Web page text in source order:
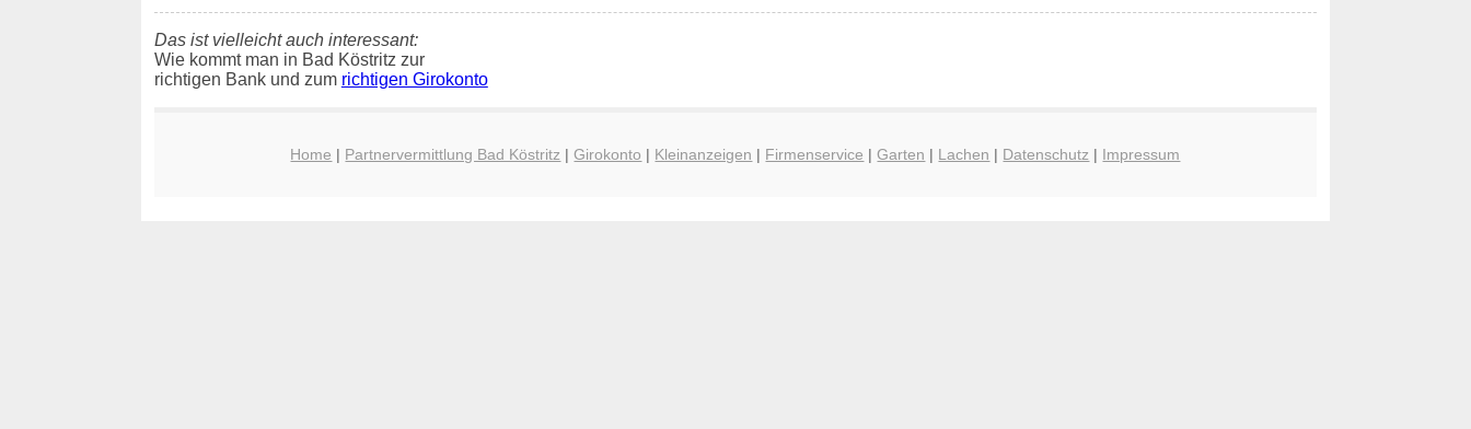
Das ist vielleicht auch interessant:
Wie kommt man in Bad Köstritz zur
richtigen Bank und zum richtigen Girokonto
Home | Partnervermittlung Bad Köstritz |Girokonto | Kleinanzeigen | Firmenservice |Garten | Lachen | Datenschutz | Impressum